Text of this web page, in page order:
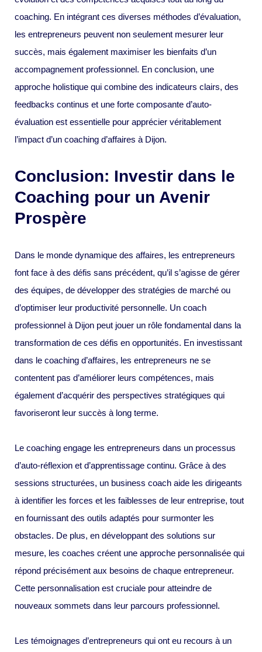
coaching. En intégrant ces diverses méthodes d’évaluation,
les entrepreneurs peuvent non seulement mesurer leur
succès, mais également maximiser les bienfaits d’un
accompagnement professionnel. En conclusion, une
approche holistique qui combine des indicateurs clairs, des
feedbacks continus et une forte composante d’auto-
évaluation est essentielle pour apprécier véritablement
l’impact d’un coaching d’affaires à Dijon.
Conclusion: Investir dans le
Coaching pour un Avenir
Prospère
Dans le monde dynamique des affaires, les entrepreneurs
font face à des défis sans précédent, qu’il s’agisse de gérer
des équipes, de développer des stratégies de marché ou
d’optimiser leur productivité personnelle. Un coach
professionnel à Dijon peut jouer un rôle fondamental dans la
transformation de ces défis en opportunités. En investissant
dans le coaching d’affaires, les entrepreneurs ne se
contentent pas d’améliorer leurs compétences, mais
également d’acquérir des perspectives stratégiques qui
favoriseront leur succès à long terme.
Le coaching engage les entrepreneurs dans un processus
d’auto-réflexion et d’apprentissage continu. Grâce à des
sessions structurées, un business coach aide les dirigeants
à identifier les forces et les faiblesses de leur entreprise, tout
en fournissant des outils adaptés pour surmonter les
obstacles. De plus, en développant des solutions sur
mesure, les coaches créent une approche personnalisée qui
répond précisément aux besoins de chaque entrepreneur.
Cette personnalisation est cruciale pour atteindre de
nouveaux sommets dans leur parcours professionnel.
Les témoignages d’entrepreneurs qui ont eu recours à un